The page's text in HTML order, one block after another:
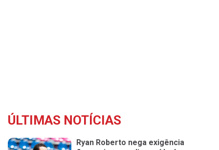
ÚLTIMAS NOTÍCIAS
Ryan Roberto nega exigência